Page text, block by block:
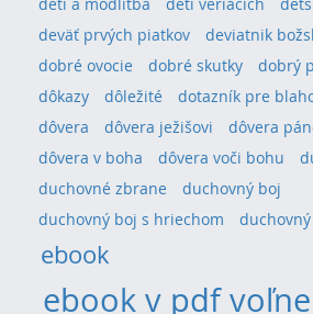
deväť prvých piatkov
deviatnik
dobré ovocie
dobré skutky dobrý
dôkazy
dôležité
dotazník pre
dôvera
dôvera ježišovi
dôvera
dôvera v boha
dôvera voči bohu
duchovné zbrane
duchovný boj
duchovný boj s hriechom
ebook
ebook v pdf voľne